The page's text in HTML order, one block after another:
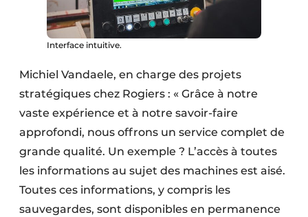
Interface intuitive.
Michiel Vandaele, en charge des projets
stratégiques chez Rogiers : « Grâce à notre
vaste expérience et à notre savoir-faire
approfondi, nous offrons un service complet de
grande qualité. Un exemple ? L’accès à toutes
les informations au sujet des machines est aisé.
Toutes ces informations, y compris les
sauvegardes, sont disponibles en permanence